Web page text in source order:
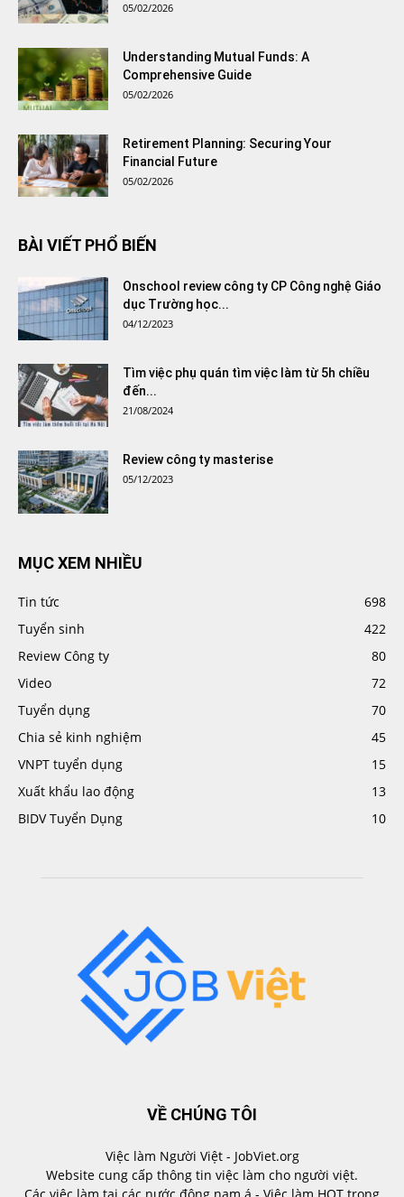
05/02/2026
Understanding Mutual Funds: A
Comprehensive Guide
05/02/2026
Retirement Planning: Securing Your
Financial Future
05/02/2026
BÀI VIẾT PHỔ BIẾN
Onschool review công ty CP Công nghệ Giáo
dục Trường học...
04/12/2023
Tìm việc phụ quán tìm việc làm từ 5h chiều
đến...
21/08/2024
Review công ty masterise
05/12/2023
MỤC XEM NHIỀU
Tin tức
698
Tuyển sinh
422
Review Công ty
80
Video
72
Tuyển dụng
70
Chia sẻ kinh nghiệm
45
VNPT tuyển dụng
15
Xuất khẩu lao động
13
BIDV Tuyển Dụng
10
VỀ CHÚNG TÔI
Việc làm Người Việt - JobViet.org
Website cung cấp thông tin việc làm cho người việt.